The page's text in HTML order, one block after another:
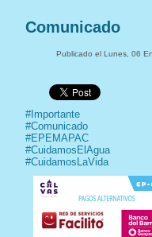
Comunicado
Publicado el Lunes, 06
#Importante
#Comunicado
#EPEMAPAC
#CuidamosElAgua
#CuidamosLaVida